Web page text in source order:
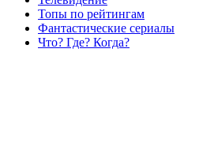
Топы по рейтингам
Фантастические сериалы
Что? Где? Когда?